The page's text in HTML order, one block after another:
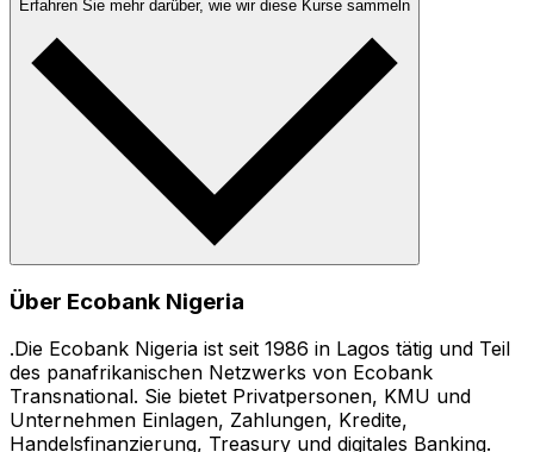
Erfahren Sie mehr darüber, wie wir diese Kurse sammeln
Über Ecobank Nigeria
.Die Ecobank Nigeria ist seit 1986 in Lagos tätig und Teil
des panafrikanischen Netzwerks von Ecobank
Transnational. Sie bietet Privatpersonen, KMU und
Unternehmen Einlagen, Zahlungen, Kredite,
Handelsfinanzierung, Treasury und digitales Banking.